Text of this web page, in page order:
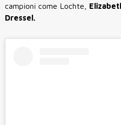
campioni come Lochte,
Dressel.